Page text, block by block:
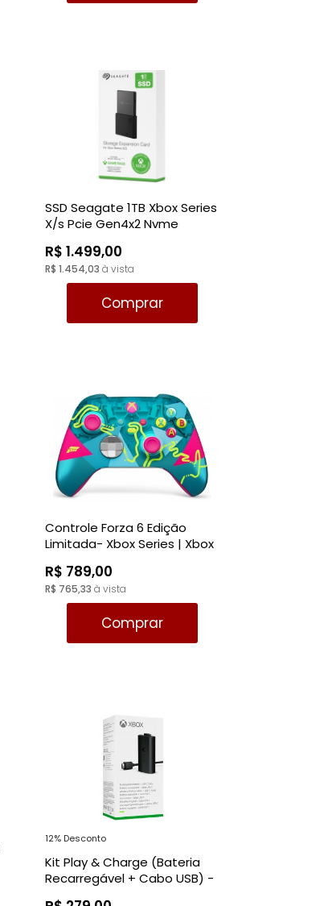
SSD Seagate 1TB Xbox Series
X/s Pcie Gen4x2 Nvme
R$ 1.499,00
R$ 1.454,03 à vista
Comprar
Controle Forza 6 Edição
Limitada- Xbox Series | Xbox
R$ 789,00
R$ 765,33 à vista
Comprar
12% Desconto
Kit Play & Charge (Bateria
Recarregável + Cabo USB) -